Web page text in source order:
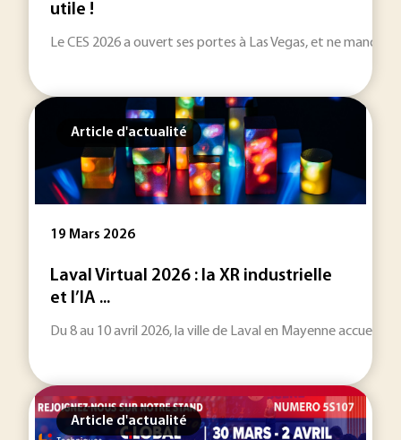
utile !
Le CES 2026 a ouvert ses portes à Las Vegas, et ne
Article d'actualité
19 Mars 2026
Laval Virtual 2026 : la XR industrielle
et l’IA ...
Du 8 au 10 avril 2026, la ville de Laval en Mayenne
Article d'actualité